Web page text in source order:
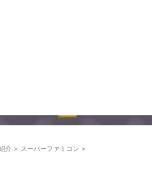
介 > スーパーファミコン >